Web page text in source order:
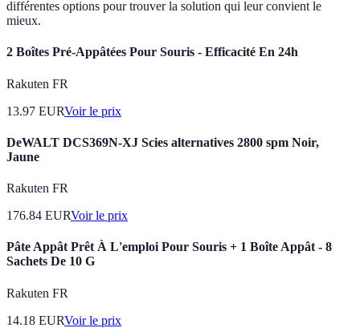
différentes options pour trouver la solution qui leur convient le
mieux.
2 Boîtes Pré-Appâtées Pour Souris - Efficacité En 24h
Rakuten FR
13.97 EURVoir le prix
DeWALT DCS369N-XJ Scies alternatives 2800 spm Noir,
Jaune
Rakuten FR
176.84 EURVoir le prix
Pâte Appât Prêt À L'emploi Pour Souris + 1 Boîte Appât - 8
Sachets De 10 G
Rakuten FR
14.18 EURVoir le prix